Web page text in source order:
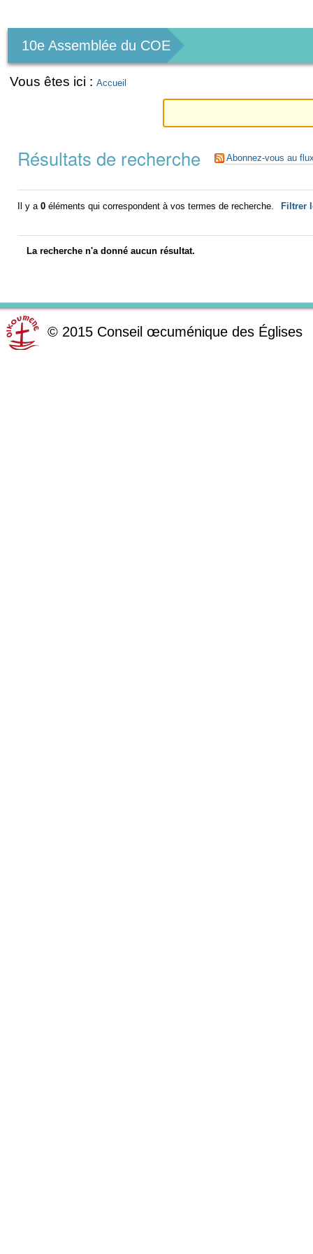
personnels
10e Assemblée du COE
Vous êtes ici : Accueil
Résultats de recherche Abonnez-vous au
Il y a 0éléments qui correspondent à vos termes de recherche. Filtrer
La recherche n'a donné aucun résultat.
© 2015 Conseil œcuménique des Églises